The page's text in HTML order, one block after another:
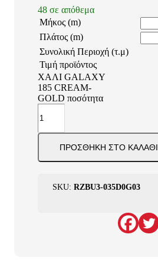
48 σε απόθεμα
Μήκος (m)
Πλάτος (m)
Συνολική Περιοχή (τ.μ)
Τιμή προϊόντος
ΧΑΛΙ GALAXY
185 CREAM-
GOLD ποσότητα
ΠΡΟΣΘΉΚΗ ΣΤΟ ΚΑΛΆΘΙ
SKU: RZBU3-035D0G03